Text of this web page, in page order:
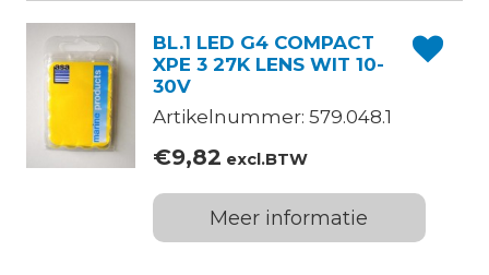
BL.1 LED G4 COMPACT
XPE 3 27K LENS WIT 10-
30V
Artikelnummer: 579.048.1
€9,82 excl.BTW
Meer informatie